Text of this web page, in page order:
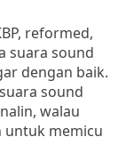
reformed,
suara sound
dengan baik.
sound
walau
untuk memicu